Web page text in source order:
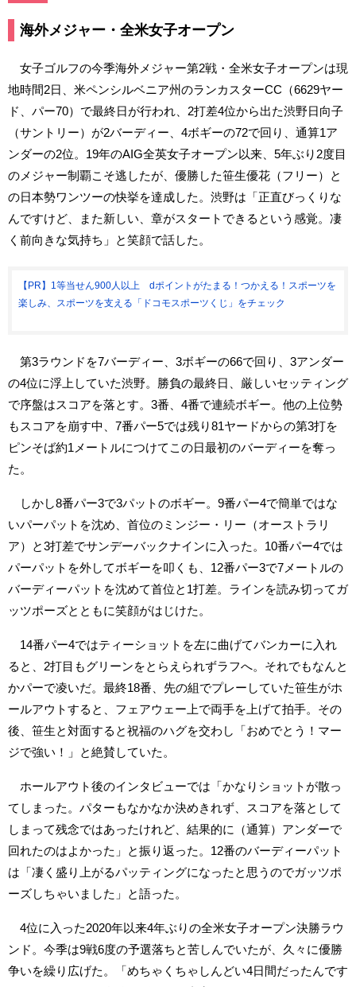
海外メジャー・全米女子オープン
女子ゴルフの今季海外メジャー第2戦・全米女子オープンは現
地時間2日、米ペンシルベニア州のランカスターCC（6629ヤー
ド、パー70）で最終日が行われ、2打差4位から出た渋野日向子
（サントリー）が2バーディー、4ボギーの72で回り、通算1ア
ンダーの2位。19年のAIG全英女子オープン以来、5年ぶり2度目
のメジャー制覇こそ逃したが、優勝した笹生優花（フリー）と
の日本勢ワンツーの快挙を達成した。渋野は「正直びっくりな
んですけど、また新しい、章がスタートできるという感覚。凄
く前向きな気持ち」と笑顔で話した。
【PR】1等当せん900人以上 dポイントがたまる！つかえる！スポーツを
楽しみ、スポーツを支える「ドコモスポーツくじ」をチェック
第3ラウンドを7バーディー、3ボギーの66で回り、3アンダー
の4位に浮上していた渋野。勝負の最終日、厳しいセッティング
で序盤はスコアを落とす。3番、4番で連続ボギー。他の上位勢
もスコアを崩す中、7番パー5では残り81ヤードからの第3打を
ピンそば約1メートルにつけてこの日最初のバーディーを奪っ
た。
しかし8番パー3で3パットのボギー。9番パー4で簡単ではな
いパーパットを沈め、首位のミンジー・リー（オーストラリ
ア）と3打差でサンデーバックナインに入った。10番パー4では
パーパットを外してボギーを叩くも、12番パー3で7メートルの
バーディーパットを沈めて首位と1打差。ラインを読み切ってガ
ッツポーズとともに笑顔がはじけた。
14番パー4ではティーショットを左に曲げてバンカーに入れ
ると、2打目もグリーンをとらえられずラフへ。それでもなんと
かパーで凌いだ。最終18番、先の組でプレーしていた笹生がホ
ールアウトすると、フェアウェー上で両手を上げて拍手。その
後、笹生と対面すると祝福のハグを交わし「おめでとう！マー
ジで強い！」と絶賛していた。
ホールアウト後のインタビューでは「かなりショットが散っ
てしまった。パターもなかなか決めきれず、スコアを落として
しまって残念ではあったけれど、結果的に（通算）アンダーで
回れたのはよかった」と振り返った。12番のバーディーパット
は「凄く盛り上がるパッティングになったと思うのでガッツポ
ーズしちゃいました」と語った。
4位に入った2020年以来4年ぶりの全米女子オープン決勝ラウ
ンド。今季は9戦6度の予選落ちと苦しんでいたが、久々に優勝
争いを繰り広げた。「めちゃくちゃしんどい4日間だったんです